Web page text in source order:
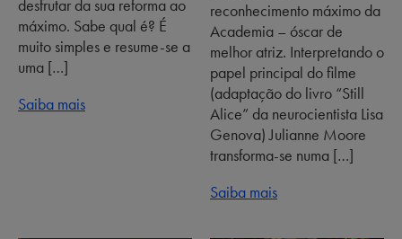
desfrutar da sua reforma ao
máximo. Sabe qual é? É
muito simples e resume-se a
uma […]
Saiba mais
reconhecimento máximo da
Academia – óscar de
melhor atriz. Interpretando o
papel principal do filme
(adaptação do livro “Still
Alice” da neurocientista Lisa
Genova) Julianne Moore
transforma-se numa […]
Saiba mais